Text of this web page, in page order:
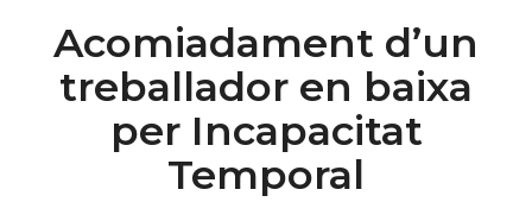
Acomiadament d’un
treballador en baixa
per Incapacitat
Temporal